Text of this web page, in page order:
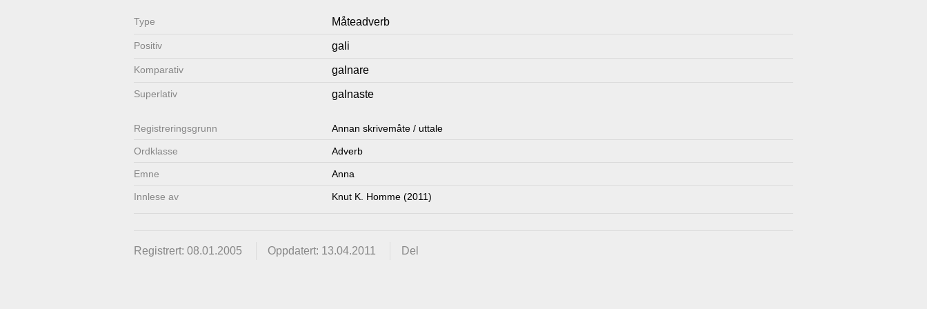
Type Måteadverb
Positiv gali
Komparativ galnare
Superlativ galnaste
Registrerings­grunn Annan skrivemåte / uttale
Ordklasse Adverb
Emne Anna
Innlese av Knut K. Homme (2011)
Registrert: 08.01.2005 Oppdatert: 13.04.2011 Del